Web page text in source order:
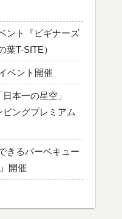
ント『ビギナーズ
T-SITE）
ベント開催
本一の星空」
ングプレミアム
きるバーベキュー
開催